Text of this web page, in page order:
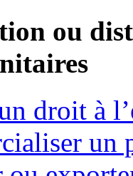
ou
droit à
un